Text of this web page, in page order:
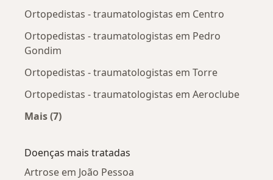
Ortopedistas - traumatologistas em Centro
Ortopedistas - traumatologistas em Pedro
Gondim
Ortopedistas - traumatologistas em Torre
Ortopedistas - traumatologistas em Aeroclube
Mais (7)
Doenças mais tratadas
Artrose em João Pessoa